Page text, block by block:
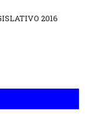
2016